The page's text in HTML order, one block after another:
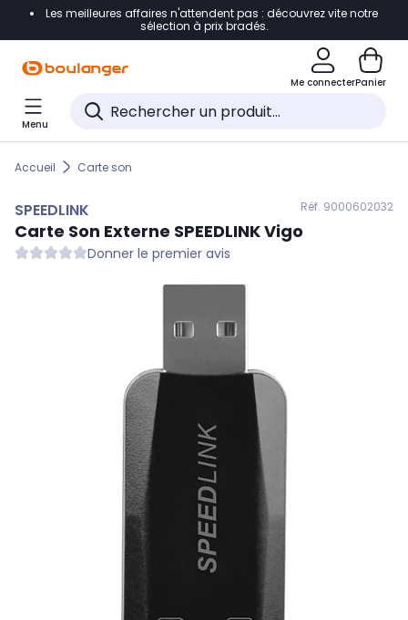
Accéder directement à la navigation
Accéder directement au pied de page
Accéder directement au chatbot
Les meilleures affaires n'attendent pas : découvrez vite notre
sélection à prix bradés.
Me connecterPanier
Menu
Accueil Carte son
SPEEDLINK Réf. 9000602032
Carte Son Externe SPEEDLINKVigo
Donner le premier avis